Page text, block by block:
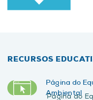
RECURSOS
Página do
Ambiental
Página do